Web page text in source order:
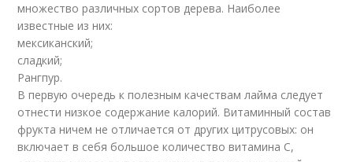
множество различных сортов дерева. Наиболее
известные из них:
мексиканский;
сладкий;
Рангпур.
В первую очередь к полезным качествам лайма следует
отнести низкое содержание калорий. Витаминный состав
фрукта ничем не отличается от других цитрусовых: он
включает в себя большое количество витамина С,